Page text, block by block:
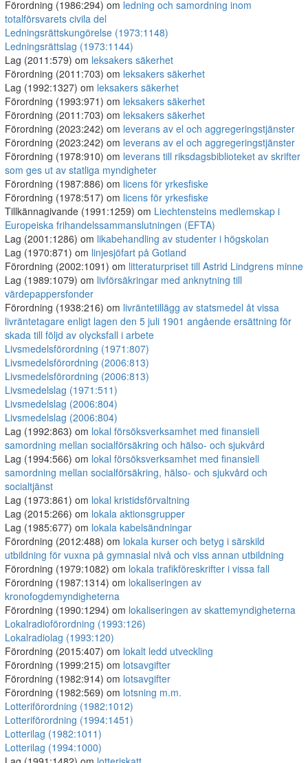
Förordning (1986:294) om ledning och samordning inom
totalförsvarets civila del
Ledningsrättskungörelse (1973:1148)
Ledningsrättslag (1973:1144)
Lag (2011:579) om leksakers säkerhet
Förordning (2011:703) om leksakers säkerhet
Lag (1992:1327) om leksakers säkerhet
Förordning (1993:971) om leksakers säkerhet
Förordning (2011:703) om leksakers säkerhet
Förordning (2023:242) om leverans av el och aggregeringstjänster
Förordning (2023:242) om leverans av el och aggregeringstjänster
Förordning (1978:910) om leverans till riksdagsbiblioteket av skrifter
som ges ut av statliga myndigheter
Förordning (1987:886) om licens för yrkesfiske
Förordning (1978:517) om licens för yrkesfiske
Tillkännagivande (1991:1259) om Liechtensteins medlemskap i
Europeiska frihandelssammanslutningen (EFTA)
Lag (2001:1286) om likabehandling av studenter i högskolan
Lag (1970:871) om linjesjöfart på Gotland
Förordning (2002:1091) om litteraturpriset till Astrid Lindgrens minne
Lag (1989:1079) om livförsäkringar med anknytning till
värdepappersfonder
Förordning (1938:216) om livräntetillägg av statsmedel åt vissa
livräntetagare enligt lagen den 5 juli 1901 angående ersättning för
skada till följd av olycksfall i arbete
Livsmedelsförordning (1971:807)
Livsmedelsförordning (2006:813)
Livsmedelsförordning (2006:813)
Livsmedelslag (1971:511)
Livsmedelslag (2006:804)
Livsmedelslag (2006:804)
Lag (1992:863) om lokal försöksverksamhet med finansiell
samordning mellan socialförsäkring och hälso- och sjukvård
Lag (1994:566) om lokal försöksverksamhet med finansiell
samordning mellan socialförsäkring, hälso- och sjukvård och
socialtjänst
Lag (1973:861) om lokal kristidsförvaltning
Lag (2015:266) om lokala aktionsgrupper
Lag (1985:677) om lokala kabelsändningar
Förordning (2012:488) om lokala kurser och betyg i särskild
utbildning för vuxna på gymnasial nivå och viss annan utbildning
Förordning (1979:1082) om lokala trafikföreskrifter i vissa fall
Förordning (1987:1314) om lokaliseringen av
kronofogdemyndigheterna
Förordning (1990:1294) om lokaliseringen av skattemyndigheterna
Lokalradioförordning (1993:126)
Lokalradiolag (1993:120)
Förordning (2015:407) om lokalt ledd utveckling
Förordning (1999:215) om lotsavgifter
Förordning (1982:914) om lotsavgifter
Förordning (1982:569) om lotsning m.m.
Lotteriförordning (1982:1012)
Lotteriförordning (1994:1451)
Lotterilag (1982:1011)
Lotterilag (1994:1000)